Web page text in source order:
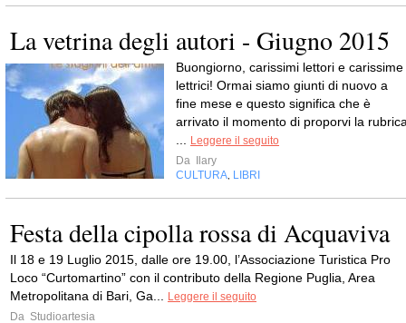
La vetrina degli autori - Giugno 2015
Buongiorno, carissimi lettori e carissime
lettrici! Ormai siamo giunti di nuovo a
fine mese e questo significa che è
arrivato il momento di proporvi la
Leggere il seguito
Da
Ilary
CULTURA LIBRI
Festa della cipolla rossa di Acquaviva
Il 18 e 19 Luglio 2015, dalle ore 19.00, l’Associazione Turistica Pro
Loco “Curtomartino” con il contributo della Regione Puglia, Area
Metropolitana di Bari, Ga...
Leggere il seguito
Da Studioartesia